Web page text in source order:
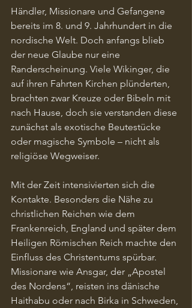
Händler, Missionare und Gefangene
bereits im 8. und 9. Jahrhundert in die
nordische Welt. Doch anfangs blieb
der neue Glaube nur eine
Randerscheinung. Viele Wikinger, die
auf ihren Fahrten Kirchen plünderten,
brachten zwar Kreuze oder Bibeln mit
nach Hause, doch sie verstanden diese
zunächst als exotische Beutestücke
oder magische Symbole – nicht als
religiöse Wegweiser.
Mit der Zeit intensivierten sich die
Kontakte. Besonders die Nähe zu
christlichen Reichen wie dem
Frankenreich, England und später dem
Heiligen Römischen Reich machte den
Einfluss des Christentums spürbar.
Missionare wie Ansgar, der „Apostel
des Nordens“, reisten ins dänische
Haithabu oder nach Birka in Schweden,